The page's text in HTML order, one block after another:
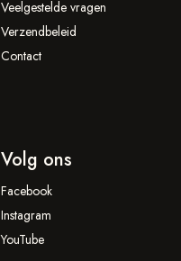
Veelgestelde vragen
Verzendbeleid
Contact
Volg ons
Facebook
Instagram
YouTube